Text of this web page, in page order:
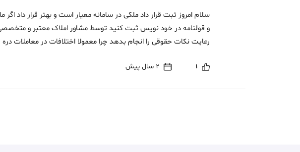
سلام امروز ثبت قرار داد ملکی در سامانه معیار است و بهتر قرار داد
و قولنامه در خود نویس ثبت کنید توسط مشاور املاک معتبر و
رعایت نکات حقوقی را انجام بدهد چرا معمولا اختلافات در معاملات
1 2 سال پیش